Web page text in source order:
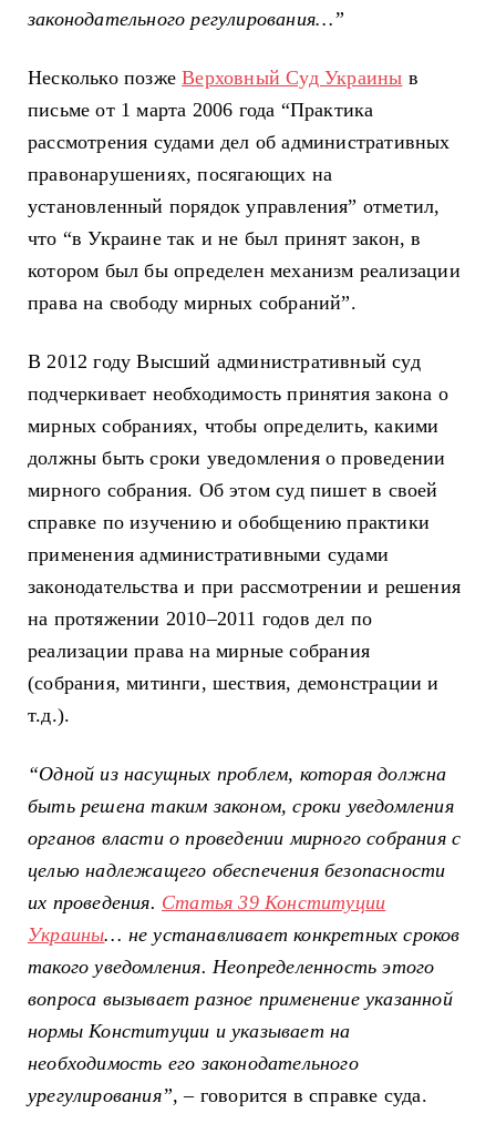
законодательного регулирования…”
Несколько позже Верховный Суд Украины в
письме от 1 марта 2006 года “Практика
рассмотрения судами дел об административных
правонарушениях, посягающих на
установленный порядок управления” отметил,
что “в Украине так и не был принят закон, в
котором был бы определен механизм реализации
права на свободу мирных собраний”.
В 2012 году Высший административный суд
подчеркивает необходимость принятия закона о
мирных собраниях, чтобы определить, какими
должны быть сроки уведомления о проведении
мирного собрания. Об этом суд пишет в своей
справке по изучению и обобщению практики
применения административными судами
законодательства и при рассмотрении и решения
на протяжении 2010–2011 годов дел по
реализации права на мирные собрания
(собрания, митинги, шествия, демонстрации и
т.д.).
“Одной из насущных проблем, которая должна
быть решена таким законом, сроки уведомления
органов власти о проведении мирного собрания с
целью надлежащего обеспечения безопасности
их проведения. Статья 39 Конституции
Украины… не устанавливает конкретных сроков
такого уведомления. Неопределенность этого
вопроса вызывает разное применение указанной
нормы Конституции и указывает на
необходимость его законодательного
урегулирования”, – говорится в справке суда.